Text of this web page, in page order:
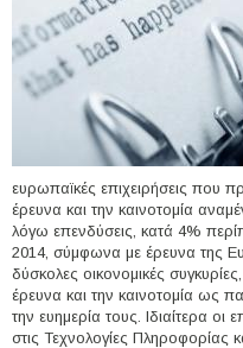
ευρωπαϊκές επιχειρήσεις που
έρευνα και την καινοτομία
λόγω επενδύσεις, κατά 4%
2014, σύμφωνα με έρευνα της
δύσκολες οικονομικές
έρευνα και την καινοτομία ως
την ευημερία τους. Ιδιαίτερα οι
στις Τεχνολογίες Πληροφορίας